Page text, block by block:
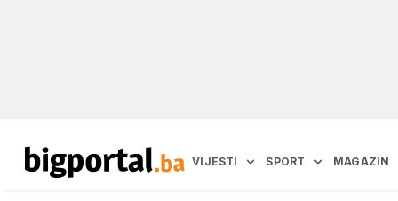
VIJESTI SPORT MAGAZIN